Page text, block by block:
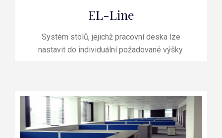
EL-Line
Systém stolů, jejichž pracovní deska lze
nastavit do individuální požadované výšky.